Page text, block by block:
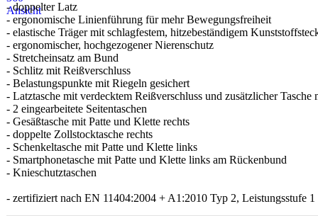
- doppelter Latz
- ergonomische Linienführung für mehr Bewegungsfreiheit
- elastische Träger mit schlagfestem, hitzebeständigem
- ergonomischer, hochgezogener Nierenschutz
- Stretcheinsatz am Bund
- Schlitz mit Reißverschluss
- Belastungspunkte mit Riegeln gesichert
- Latztasche mit verdecktem Reißverschluss und zusätzlicher Tasche
- 2 eingearbeitete Seitentaschen
- Gesäßtasche mit Patte und Klette rechts
- doppelte Zollstocktasche rechts
- Schenkeltasche mit Patte und Klette links
- Smartphonetasche mit Patte und Klette links am Rückenbund
- Knieschutztaschen
- zertifiziert nach EN 11404:2004 + A1:2010 Typ 2, Leistungsstufe